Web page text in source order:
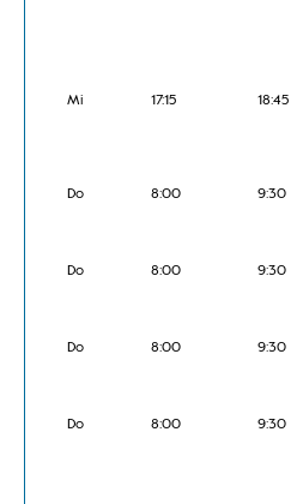
Mi 17:15 18:45
Do 8:00 9:30
Do 8:00 9:30
Do 8:00 9:30
Do 8:00 9:30